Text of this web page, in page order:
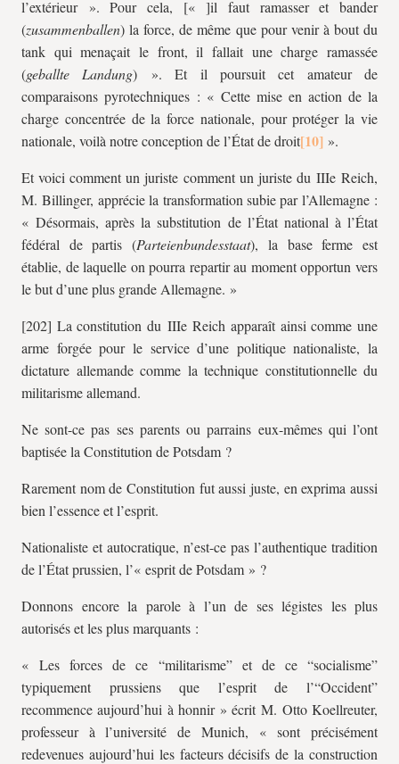
l’extérieur ». Pour cela, [« ]il faut ramasser et bander
(zusammenballen) la force, de même que pour venir à bout du
tank qui menaçait le front, il fallait une charge ramassée
(geballte Landung) ». Et il poursuit cet amateur de
comparaisons pyrotechniques : « Cette mise en action de la
charge concentrée de la force nationale, pour protéger la vie
nationale, voilà notre conception de l’État de droit
».
Et voici comment un juriste comment un juriste du IIIe Reich,
M. Billinger, apprécie la transformation subie par l’Allemagne :
« Désormais, après la substitution de l’État national à l’État
fédéral de partis (Parteienbundesstaat), la base ferme est
établie, de laquelle on pourra repartir au moment opportun vers
le but d’une plus grande Allemagne. »
[202] La constitution du IIIe Reich apparaît ainsi comme une
arme forgée pour le service d’une politique nationaliste, la
dictature allemande comme la technique constitutionnelle du
militarisme allemand.
Ne sont-ce pas ses parents ou parrains eux-mêmes qui l’ont
baptisée la Constitution de Potsdam ?
Rarement nom de Constitution fut aussi juste, en exprima aussi
bien l’essence et l’esprit.
Nationaliste et autocratique, n’est-ce pas l’authentique tradition
de l’État prussien, l’« esprit de Potsdam » ?
Donnons encore la parole à l’un de ses légistes les plus
autorisés et les plus marquants :
« Les forces de ce “militarisme” et de ce “socialisme”
typiquement prussiens que l’esprit de l’“Occident”
recommence aujourd’hui à honnir » écrit M. Otto Koellreuter,
professeur à l’université de Munich, « sont précisément
redevenues aujourd’hui les facteurs décisifs de la construction